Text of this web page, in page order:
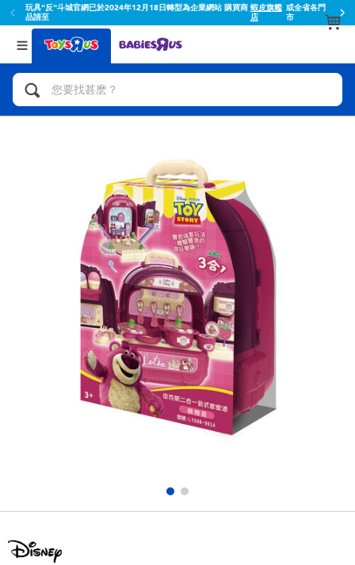
玩具"反"斗城官網已於2024年12月18日轉型為企業網站 購買商
品請至
蝦皮旗艦
店
或全省各門
市
返回
分類目錄
人氣英雄,角色扮演,射擊玩具
拼砌組合及樂高LEGO
玩具車,貨車,火車及遙控系列
手工藝,文具,蠟筆,泥膠,畫板
娃娃, 芭比,收藏公仔
電子玩具
遊戲及拼圖系列
返回
品牌
Toy Story玩具總動員
Fuggler
Miniso名創優品
playpop
LEGO樂高
Barbie芭比